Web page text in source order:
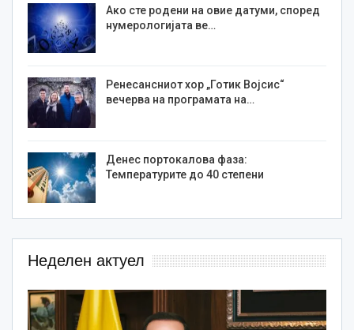
Ако сте родени на овие датуми, според
нумерологијата ве…
Ренесансниот хор „Готик Војсис“
вечерва на програмата на…
Денес портокалова фаза:
Температурите до 40 степени
Неделен актуел